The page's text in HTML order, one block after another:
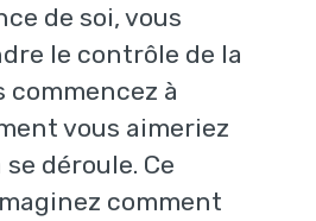
de soi, vous
le contrôle de la
commencez à
vous aimeriez
déroule. Ce
comment